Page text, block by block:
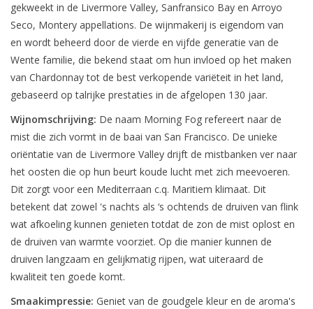
gekweekt in de Livermore Valley, Sanfransico Bay en Arroyo
Seco, Montery appellations. De wijnmakerij is eigendom van
en wordt beheerd door de vierde en vijfde generatie van de
Wente familie, die bekend staat om hun invloed op het maken
van Chardonnay tot de best verkopende variëteit in het land,
gebaseerd op talrijke prestaties in de afgelopen 130 jaar.
Wijnomschrijving: De naam Morning Fog refereert naar de
mist die zich vormt in de baai van San Francisco. De unieke
oriëntatie van de Livermore Valley drijft de mistbanken ver naar
het oosten die op hun beurt koude lucht met zich meevoeren.
Dit zorgt voor een Mediterraan c.q. Maritiem klimaat. Dit
betekent dat zowel 's nachts als ‘s ochtends de druiven van flink
wat afkoeling kunnen genieten totdat de zon de mist oplost en
de druiven van warmte voorziet. Op die manier kunnen de
druiven langzaam en gelijkmatig rijpen, wat uiteraard de
kwaliteit ten goede komt.
Smaakimpressie: Geniet van de goudgele kleur en de aroma's